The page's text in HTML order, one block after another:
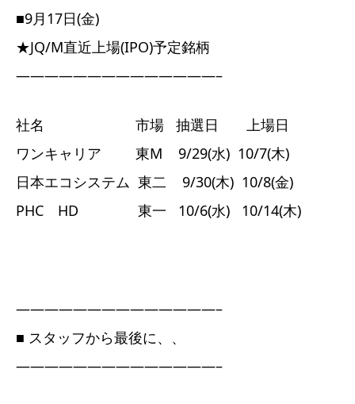
■9月17日(金)
★JQ/M直近上場(IPO)予定銘柄
——————————————–
社名 市場 抽選日 上場日
ワンキャリア 東M 9/29(水) 10/7(木)
日本エコシステム 東二 9/30(木) 10/8(金)
PHC HD 東一 10/6(水) 10/14(木)
——————————————–
■ スタッフから最後に、、
——————————————–